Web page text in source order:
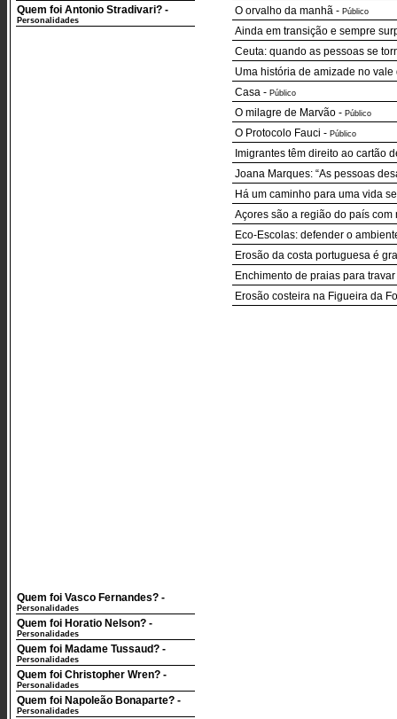
Quem foi Antonio Stradivari? -
Personalidades
Quem foi Vasco Fernandes? -
Personalidades
Quem foi Horatio Nelson? -
Personalidades
Quem foi Madame Tussaud? -
Personalidades
Quem foi Christopher Wren? -
Personalidades
Quem foi Napoleão Bonaparte? -
Personalidades
O orvalho da manhã - Público
Ainda em transição e sempre
Ceuta: quando as pessoas se
Uma história de amizade no vale
Casa - Público
O milagre de Marvão - Público
O Protocolo Fauci - Público
Imigrantes têm direito ao cartão
Joana Marques: “As pessoas
Há um caminho para uma vida
Açores são a região do país
Eco-Escolas: defender o
Erosão da costa portuguesa é
Enchimento de praias para
Erosão costeira na Figueira da